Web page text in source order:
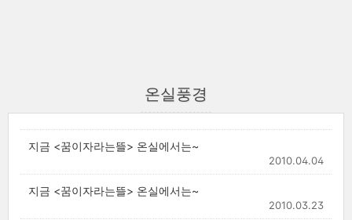
온실풍경
지금 <꿈이자라는뜰> 온실에서는~
2010.04.04
지금 <꿈이자라는뜰> 온실에서는~
2010.03.23